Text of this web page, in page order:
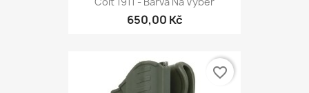
650,00 Kč
favorite_border